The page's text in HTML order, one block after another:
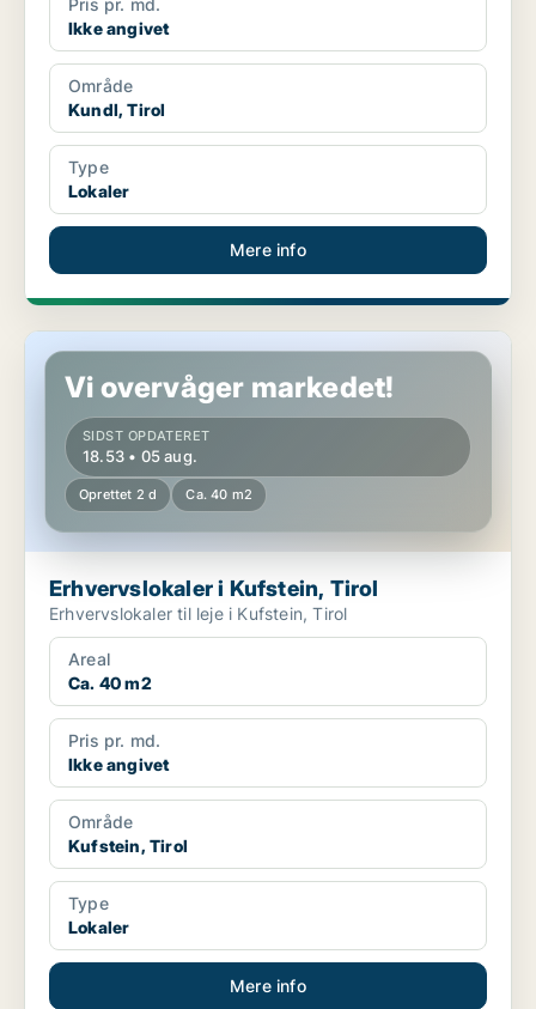
Pris pr. md.
Ikke angivet
Område
Kundl, Tirol
Type
Lokaler
Mere info
Erhvervslokaler i Kufstein, Tirol
Vi overvåger markedet!
SIDST OPDATERET
18.53 • 05 aug.
Oprettet 2 d Ca. 40 m2
Erhvervslokaler i Kufstein, Tirol
Erhvervslokaler til leje i Kufstein, Tirol
Areal
Ca. 40 m2
Pris pr. md.
Ikke angivet
Område
Kufstein, Tirol
Type
Lokaler
Mere info